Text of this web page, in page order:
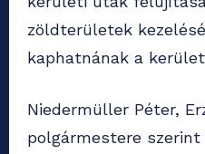
zöldterületek
kaphatnának a
Niedermüller Péter,
polgármestere szerint